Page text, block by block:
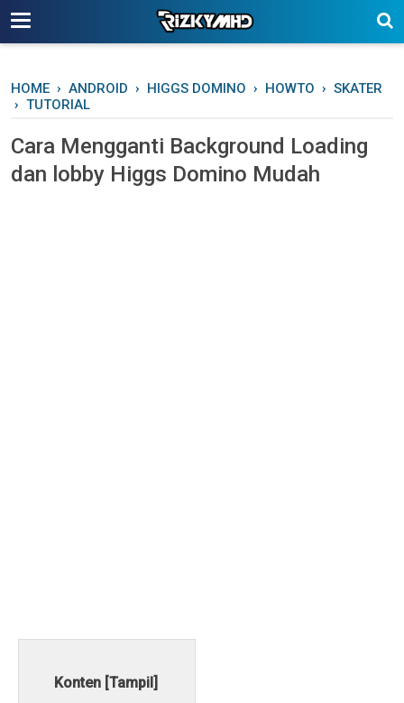
-->
HOME › ANDROID › HIGGS DOMINO › HOWTO › SKATER
› TUTORIAL
Cara Mengganti Background Loading
dan lobby Higgs Domino Mudah
Konten [Tampil]